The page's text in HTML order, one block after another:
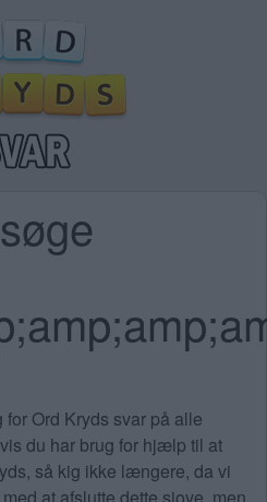
for Ord Kryds svar på alle
du har brug for hjælp til at
så kig ikke længere, da vi